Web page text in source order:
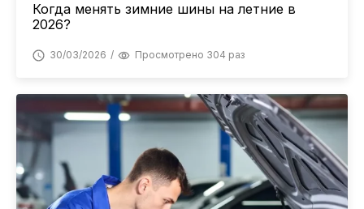
Когда менять зимние шины на летние в
2026?
30/03/2026 Просмотрено 304 раз